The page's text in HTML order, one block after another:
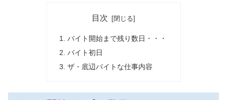
目次
バイト開始まで残り数日・・・
バイト初日
ザ・底辺バイトな仕事内容